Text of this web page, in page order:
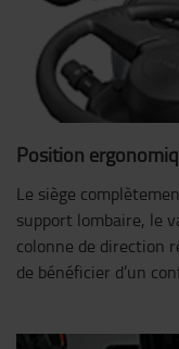
Position
Le siège
support lombaire, le
colonne de direction
de bénéficier d’un